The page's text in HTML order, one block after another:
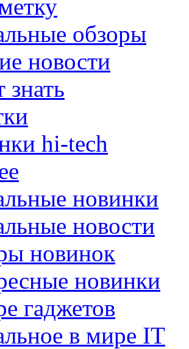
обзоры
новости
знать
hi-tech
новинки
новости
новинок
новинки
гаджетов
в мире IT